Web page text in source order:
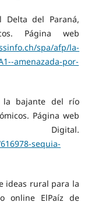
Delta del Paraná,
Página web
spa/afp/la-
amenazada-por-
la bajante del río
Página web
sequia-
ideas rural para la
online ElPaíz de